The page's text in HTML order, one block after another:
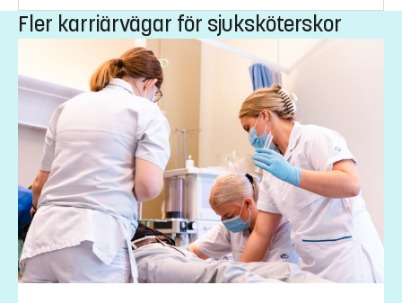
Fler karriärvägar för sjuksköterskor